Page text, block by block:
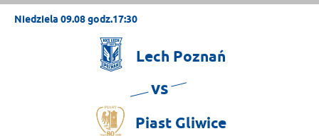
Niedziela 09.08 godz.17:30
Lech Poznań
vs
Piast Gliwice